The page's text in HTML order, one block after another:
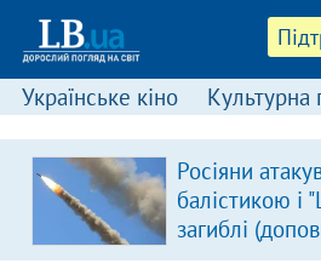
Українське кіно Культурна
Росіяни
балістикою і
загиблі